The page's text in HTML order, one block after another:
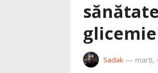
Sadak — marți,